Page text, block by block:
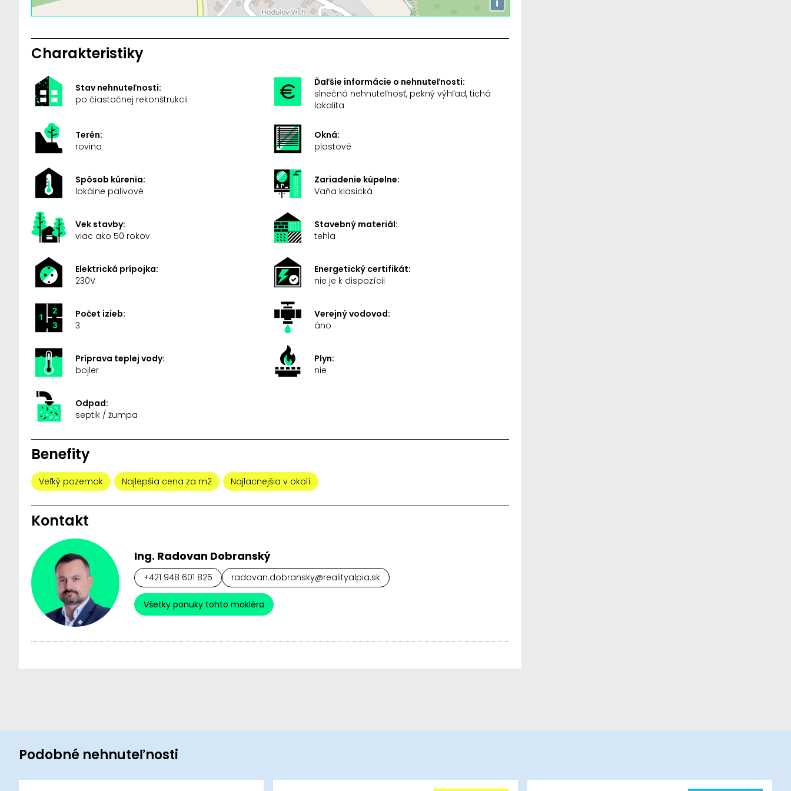
i
Charakteristiky
Stav nehnuteľnosti:
po čiastočnej rekonštrukcii
Ďaľšie informácie o nehnuteľnosti:
slnečná nehnuteľnosť, pekný výhľad, tichá
lokalita
Terén:
rovina
Okná:
plastové
Spôsob kúrenia:
lokálne palivové
Zariadenie kúpelne:
Vaňa klasická
Vek stavby:
viac ako 50 rokov
Stavebný materiál:
tehla
Elektrická prípojka:
230V
Energetický certifikát:
nie je k dispozícii
Počet izieb:
3
Verejný vodovod:
áno
Príprava teplej vody:
bojler
Plyn:
nie
Odpad:
septik / žumpa
Benefity
Veľký pozemok Najlepšia cena za m2 Najlacnejšia v okolí
Kontakt
Ing. Radovan Dobranský
+421 948 601 825 radovan.dobransky@realityalpia.sk
Všetky ponuky tohto makléra
Podobné nehnuteľnosti